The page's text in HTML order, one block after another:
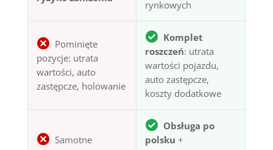
rynkowych
Pominięte
pozycje: utrata
wartości, auto
zastępcze, holowanie
Komplet
roszczeń: utrata
wartości pojazdu,
auto zastępcze,
koszty dodatkowe
Samotne
Obsługa po
polsku +